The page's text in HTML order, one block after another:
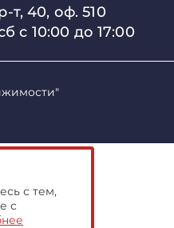
т, 40, оф. 510
с 10:00 до 17:00
с тем,
с